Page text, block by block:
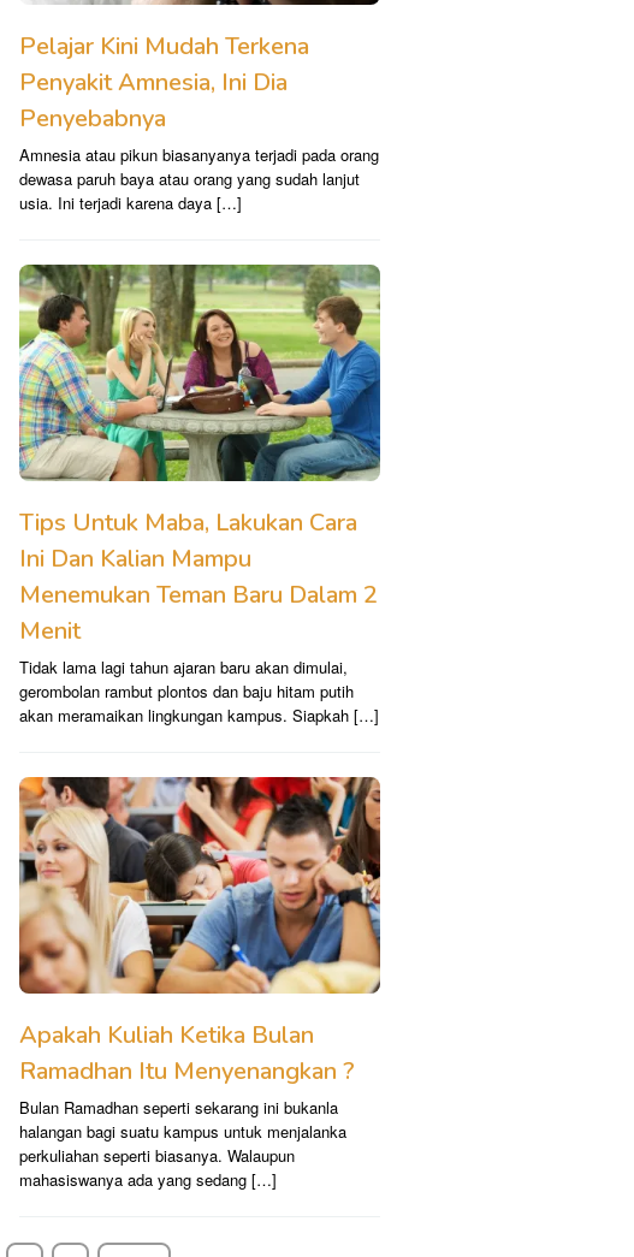
Pelajar Kini Mudah Terkena
Penyakit Amnesia, Ini Dia
Penyebabnya
Amnesia atau pikun biasanyanya terjadi pada orang
dewasa paruh baya atau orang yang sudah lanjut
usia. Ini terjadi karena daya […]
Tips Untuk Maba, Lakukan Cara
Ini Dan Kalian Mampu
Menemukan Teman Baru Dalam 2
Menit
Tidak lama lagi tahun ajaran baru akan dimulai,
gerombolan rambut plontos dan baju hitam putih
akan meramaikan lingkungan kampus. Siapkah […]
Apakah Kuliah Ketika Bulan
Ramadhan Itu Menyenangkan ?
Bulan Ramadhan seperti sekarang ini bukanla
halangan bagi suatu kampus untuk menjalanka
perkuliahan seperti biasanya. Walaupun
mahasiswanya ada yang sedang […]